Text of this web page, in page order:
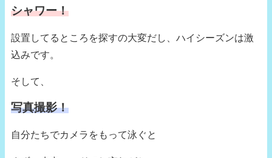
シャワー！
設置してるところを探すの大変だし、ハイシーズンは激
込みです。
そして、
写真撮影！
自分たちでカメラをもって泳ぐと